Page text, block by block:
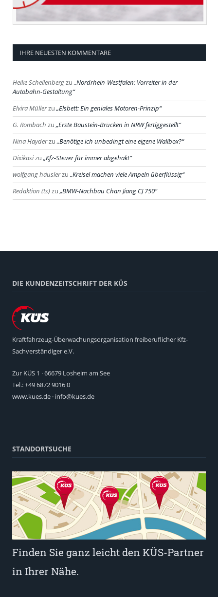
IHRE NEUESTEN KOMMENTARE
Heike Schellenbergzu Nordrhein-Westfalen: Vorreiter in der
Autobahn-Gestaltung
Elvira Müllerzu Elsbett: Ein geniales Motoren-Prinzip
G. Rombach zu Erste Baustein-Brücken in NRW fertiggestellt
Nina Hayderzu Benötige ich unbedingt eine eigene Wallbox?
Dixikasizu Kfz-Steuer für immer abgehakt
wolfgang häuslerzu Kreisel machen viele Ampeln überflüssig
Redaktion (ts) zu BMW-Nachbau Chan Jiang CJ 750
DIE KUNDENZEITSCHRIFT DER KÜS
Kraftfahrzeug-Überwachungsorganisation freiberuflicher Kfz-
Sachverständiger e.V.
Zur KÜS 1 · 66679 Losheim am See
Tel.: +49 6872 9016 0
www.kues.de · info@kues.de
STANDORTSUCHE
Finden Sie ganz leicht den KÜS-Partner
in Ihrer Nähe.